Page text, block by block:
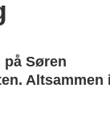
Søren
Altsammen i